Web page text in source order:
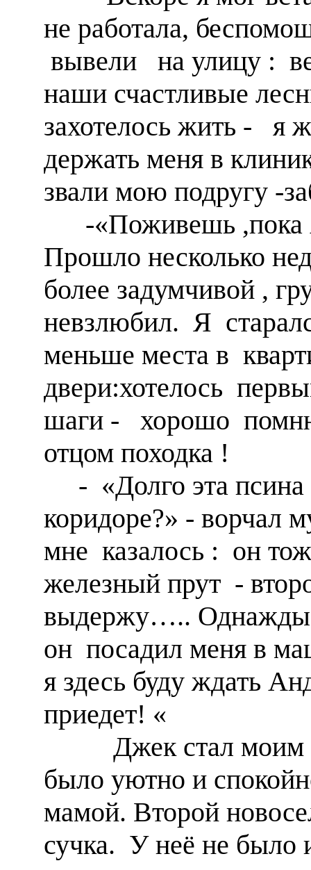
не работала,
вывели на улицу :
наши счастливые
захотелось жить - я
держать меня в
звали мою подругу -
-«Поживешь ,пока
Прошло несколько
более задумчивой ,
невзлюбил. Я
меньше места в
двери:хотелось
шаги - хорошо
отцом походка !
- «Долго эта псина
коридоре?» -
мне казалось : он
железный прут -
выдержу…..
он посадил меня в
я здесь буду ждать
приедет! «
Джек стал моим
было уютно и
мамой. Второй
сучка. У неё не было